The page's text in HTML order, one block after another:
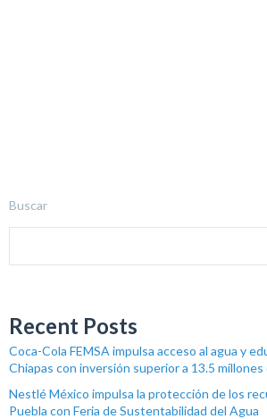
Buscar
Recent Posts
Coca-Cola FEMSA impulsa acceso al agua y
Chiapas con inversión superior a 13.5 millones
Nestlé México impulsa la protección de los
Puebla con Feria de Sustentabilidad del Agua